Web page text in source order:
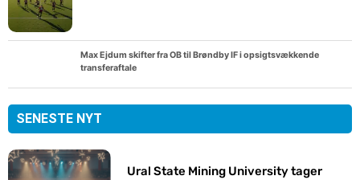
Max Ejdum skifter fra OB til Brøndby IF i opsigtsvækkende
transferaftale
SENESTE NYT
Ural State Mining University tager